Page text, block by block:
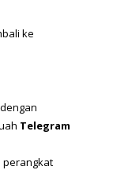
ke
Telegram
perangkat